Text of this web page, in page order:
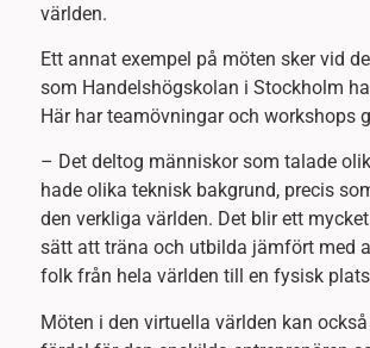
världen.
Ett annat exempel på möten sker vid
som Handelshögskolan i Stockholm
Här har teamövningar och workshops
– Det deltog människor som talade
hade olika teknisk bakgrund, precis
den verkliga världen. Det blir ett
sätt att träna och utbilda jämfört med
folk från hela världen till en fysisk
Möten i den virtuella världen kan